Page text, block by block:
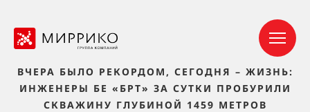
ВЧЕРА БЫЛО РЕКОРДОМ, СЕГОДНЯ – ЖИЗНЬ:
ИНЖЕНЕРЫ БЕ «БРТ» ЗА СУТКИ ПРОБУРИЛИ
СКВАЖИНУ ГЛУБИНОЙ 1459 МЕТРОВ